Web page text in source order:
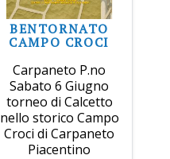
BENTORNATO
CAMPO CROCI
Carpaneto P.no
Sabato 6 Giugno
torneo di Calcetto
nello storico Campo
Croci di Carpaneto
Piacentino